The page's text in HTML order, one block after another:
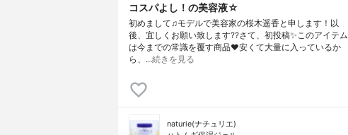
コスパよし！の美容液☆
初めまして♫モデルで美容家の桜木遥香と申します！以
後、宜しくお願い致します??さて、初投稿✨このアイテム
は今までの常識を覆す商品❤️安くて大量に入っているか
ら、…続きを見る
naturie(ナチュリエ)